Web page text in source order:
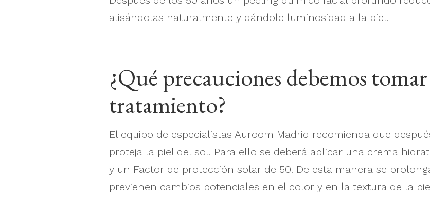
alisándolas naturalmente y dándole luminosidad a la piel.
¿Qué precauciones debemos
tratamiento?
El equipo de especialistas Auroom Madrid recomienda que
proteja la piel del sol. Para ello se deberá aplicar una crema
y un Factor de protección solar de 50. De esta manera se
previenen cambios potenciales en el color y en la textura de la